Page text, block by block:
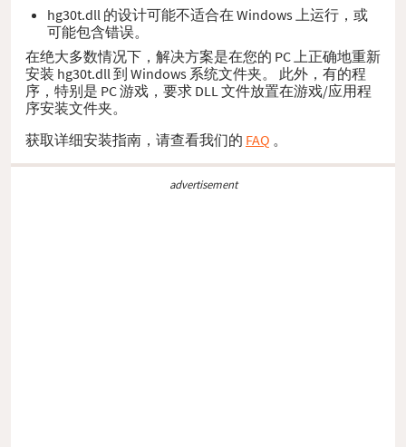
hg30t.dll 的设计可能不适合在 Windows 上运行，或
可能包含错误。
在绝大多数情况下，解决方案是在您的 PC 上正确地重新
安装 hg30t.dll 到 Windows 系统文件夹。 此外，有的程
序，特别是 PC 游戏，要求 DLL 文件放置在游戏/应用程
序安装文件夹。
获取详细安装指南，请查看我们的 FAQ 。
advertisement